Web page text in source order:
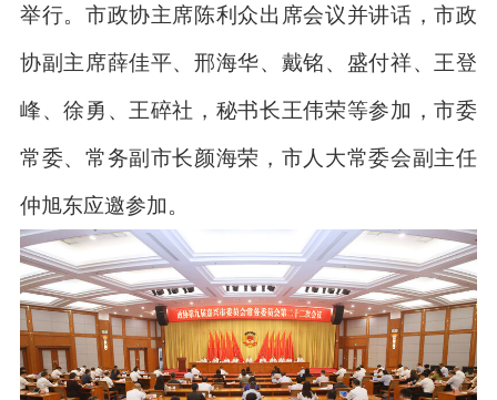
举行。市政协主席陈利众出席会议并讲话，市政
协副主席薛佳平、邢海华、戴铭、盛付祥、王登
峰、徐勇、王碎社，秘书长王伟荣等参加，市委
常委、常务副市长颜海荣，市人大常委会副主任
仲旭东应邀参加。